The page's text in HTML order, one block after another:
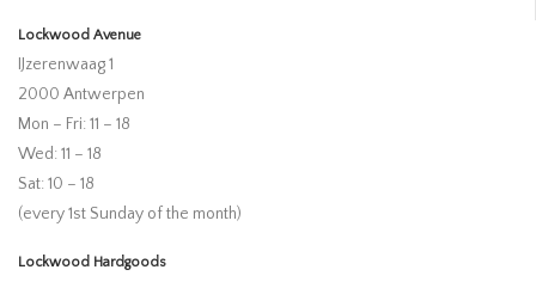
Lockwood Avenue
IJzerenwaag 1
2000 Antwerpen
Mon – Fri: 11 – 18
Wed: 11 – 18
Sat: 10 – 18
(every 1st Sunday of the month)
Lockwood Hardgoods